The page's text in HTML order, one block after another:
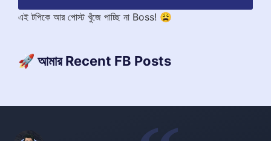
এই টপিকে আর পোস্ট খুঁজে পাচ্ছি না Boss! 😩
🚀 আমার Recent FB Posts